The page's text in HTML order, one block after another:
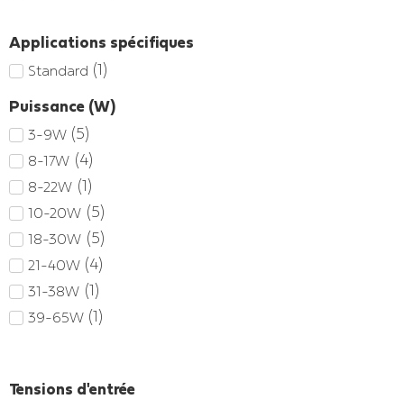
Applications spécifiques
Standard (1)
Puissance (W)
3-9W (5)
8-17W (4)
8-22W (1)
10-20W (5)
18-30W (5)
21-40W (4)
31-38W (1)
39-65W (1)
Tensions d'entrée